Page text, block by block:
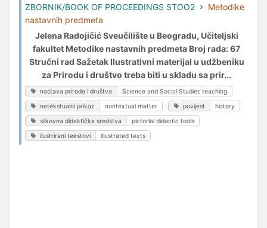
ZBORNIK/BOOK OF PROCEEDINGS STOO2
Metodike
nastavnih predmeta
Jelena Radojičić Sveučilište u Beogradu, Učiteljski
fakultet Metodike nastavnih predmeta Broj rada: 67
Stručni rad Sažetak Ilustrativni materijal u udžbeniku
za Prirodu i društvo treba biti u skladu sa prir...
nastava prirode i društva Science and Social Studies teaching
netekstualni prikaz nontextual matter povijest history
slikovna didaktička sredstva pictorial didactic tools
ilustrirani tekstovi illustrated texts